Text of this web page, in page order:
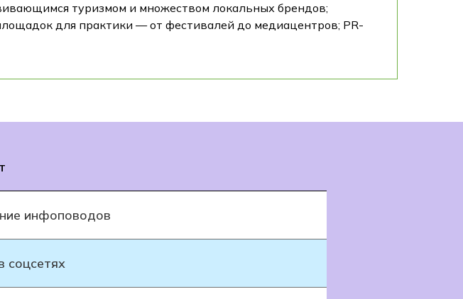
туризмом и множеством локальных брендов;
для практики — от фестивалей до медиацентров; PR-
инфоповодов
соцсетях